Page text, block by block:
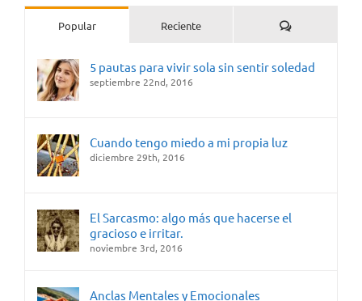
Popular Reciente Comentarios
5 pautas para vivir sola sin sentir soledad
septiembre 22nd, 2016
Cuando tengo miedo a mi propia luz
diciembre 29th, 2016
El Sarcasmo: algo más que hacerse el
gracioso e irritar.
noviembre 3rd, 2016
Anclas Mentales y Emocionales